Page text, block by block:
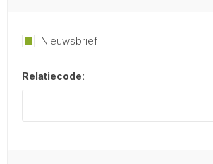
Nieuwsbrief
Relatiecode: